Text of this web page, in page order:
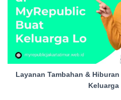
Layanan Tambahan &
Keluarga